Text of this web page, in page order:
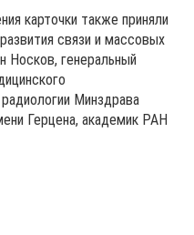
карточки также приняли
связи и массовых
Носков, генеральный
Минздрава
Герцена, академик РАН